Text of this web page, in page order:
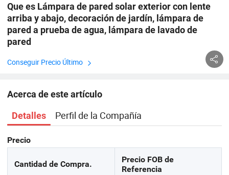
Que es Lámpara de pared solar exterior con lente
arriba y abajo, decoración de jardín, lámpara de
pared a prueba de agua, lámpara de lavado de
pared
Conseguir Precio Último
Acerca de este artículo
Detalles Perfil de la Compañía
Precio
Cantidad de Compra.
Precio FOB de
Referencia